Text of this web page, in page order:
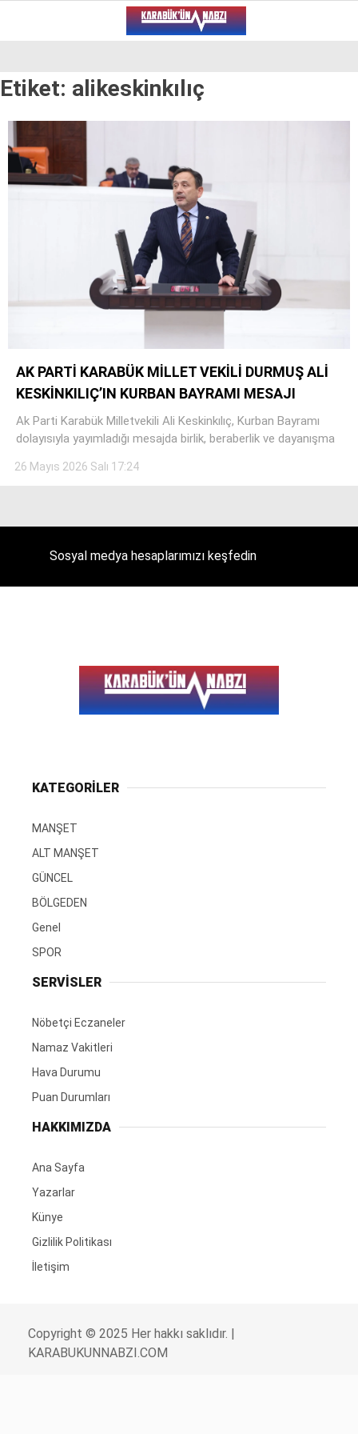
WhatsApp İhbar Hattı
Facebook
Youtube
26.1
VİDEO YAZARLAR
GÜNCEL
Etiket: alikeskinkılıç
AK PARTİ KARABÜK MİLLET VEKİLİ DURMUŞ ALİ
KESKİNKILIÇ’IN KURBAN BAYRAMI MESAJI
Ak Parti Karabük Milletvekili Ali Keskinkılıç, Kurban Bayramı
dolayısıyla yayımladığı mesajda birlik, beraberlik ve dayanışma
26 Mayıs 2026 Salı 17:24
Sosyal medya hesaplarımızı keşfedin
KATEGORİLER
MANŞET
ALT MANŞET
GÜNCEL
BÖLGEDEN
Genel
SPOR
SERVİSLER
Nöbetçi Eczaneler
Namaz Vakitleri
Hava Durumu
Puan Durumları
HAKKIMIZDA
Ana Sayfa
Yazarlar
Künye
Gizlilik Politikası
İletişim
Copyright © 2025 Her hakkı saklıdır. |
KARABUKUNNABZI.COM